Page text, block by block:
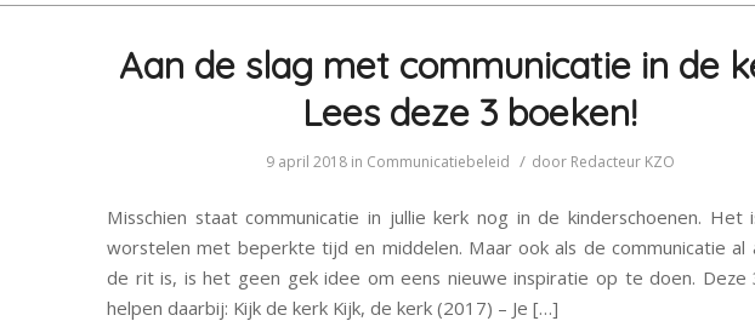
Aan de slag met communicatie in de
Lees deze 3 boeken!
9 april 2018 in Communicatiebeleid / door Redacteur KZO
Misschien staat communicatie in jullie kerk nog in de kinderschoenen. Het
worstelen met beperkte tijd en middelen. Maar ook als de communicatie al
de rit is, is het geen gek idee om eens nieuwe inspiratie op te doen. Deze
helpen daarbij: Kijk de kerk Kijk, de kerk (2017) – Je […]